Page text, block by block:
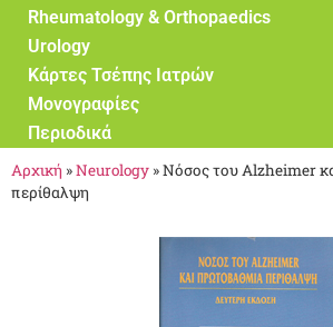
Rheumatology & Orthopaedics
Urology
Κάρτες Τσέπης Ιατρών
Μονογραφίες
Περιοδικά
Αρχική »Neurology »Νόσος του Alzheimer
περίθαλψη